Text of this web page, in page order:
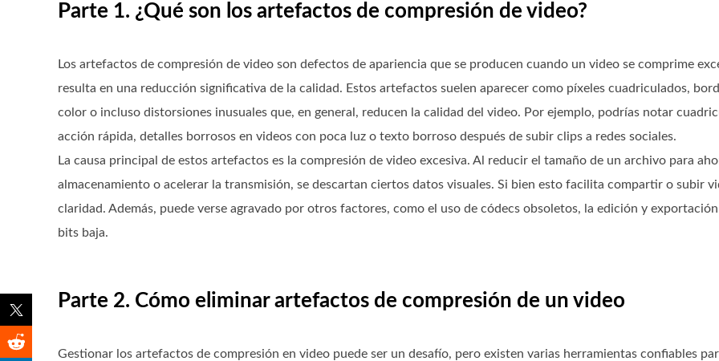
Parte 1. ¿Qué son los artefactos de compresión de video?
Los artefactos de compresión de video son defectos de apariencia que se producen cuando un video se comprime
resulta en una reducción significativa de la calidad. Estos artefactos suelen aparecer como píxeles cuadriculados,
color o incluso distorsiones inusuales que, en general, reducen la calidad del video. Por ejemplo, podrías notar
acción rápida, detalles borrosos en videos con poca luz o texto borroso después de subir clips a redes sociales.
La causa principal de estos artefactos es la compresión de video excesiva. Al reducir el tamaño de un archivo para
almacenamiento o acelerar la transmisión, se descartan ciertos datos visuales. Si bien esto facilita compartir o subir
claridad. Además, puede verse agravado por otros factores, como el uso de códecs obsoletos, la edición y
bits baja.
Parte 2. Cómo eliminar artefactos de compresión de un video
Gestionar los artefactos de compresión en video puede ser un desafío, pero existen varias herramientas confiables